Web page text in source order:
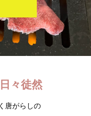
々徒然
唐がらしの